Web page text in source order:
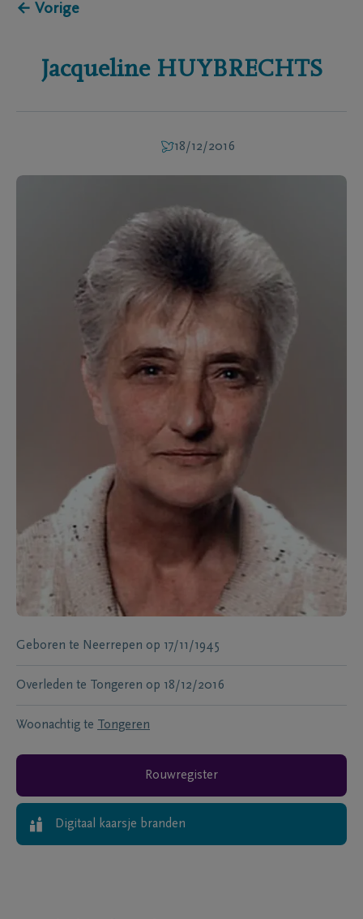
← Vorige
Jacqueline HUYBRECHTS
18/12/2016
Geboren te Neerrepen op 17/11/1945
Overleden te Tongeren op 18/12/2016
Woonachtig te Tongeren
Rouwregister
Digitaal kaarsje branden